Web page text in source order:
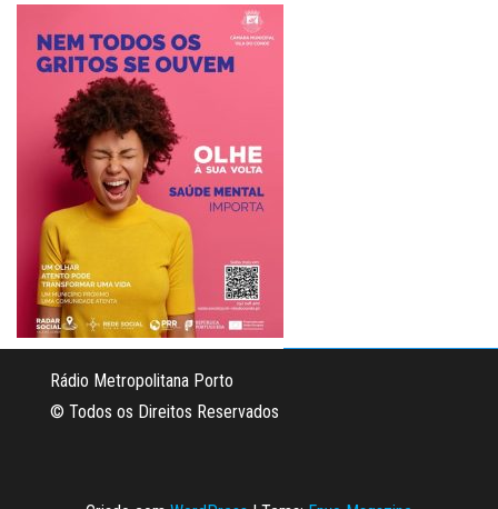
Rádio Metropolitana Porto
© Todos os Direitos Reservados